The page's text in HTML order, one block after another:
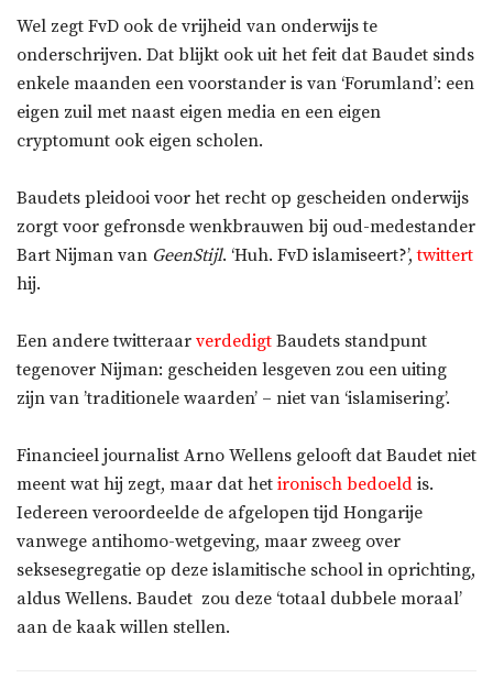
Wel zegt FvD ook de vrijheid van onderwijs te
onderschrijven. Dat blijkt ook uit het feit dat Baudet sinds
enkele maanden een voorstander is van ‘Forumland’: een
eigen zuil met naast eigen media en een eigen
cryptomunt ook eigen scholen.
Baudets pleidooi voor het recht op gescheiden onderwijs
zorgt voor gefronsde wenkbrauwen bij oud-medestander
Bart Nijman van GeenStijl. ‘Huh. FvD islamiseert?’,twittert
hij.
Een andere twitteraar verdedigt Baudets standpunt
tegenover Nijman: gescheiden lesgeven zou een uiting
zijn van ’traditionele waarden’ – niet van ‘islamisering’.
Financieel journalist Arno Wellens gelooft dat Baudet niet
meent wat hij zegt, maar dat het ironisch bedoeld is.
Iedereen veroordeelde de afgelopen tijd Hongarije
vanwege antihomo-wetgeving, maar zweeg over
seksesegregatie op deze islamitische school in oprichting,
aldus Wellens. Baudet zou deze ‘totaal dubbele moraal’
aan de kaak willen stellen.